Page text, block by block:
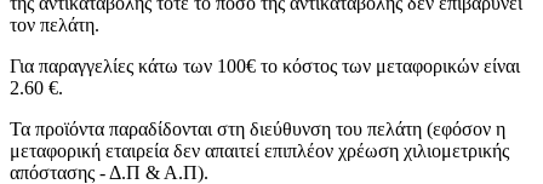
τον πελάτη.
Για παραγγελίες κάτω των 100€ το κόστος των μεταφορικών είναι
2.60 €.
Τα προϊόντα παραδίδονται στη διεύθυνση του πελάτη (εφόσον η
μεταφορική εταιρεία δεν απαιτεί επιπλέον χρέωση χιλιομετρικής
απόστασης - Δ.Π & Α.Π).